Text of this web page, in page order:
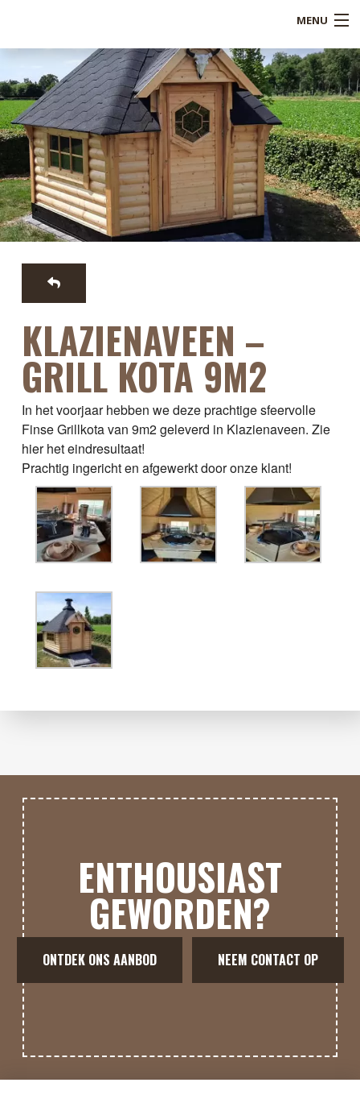
MENU
Over ons
Referenties
Service
Blogs
Contact
Mijn account
KLAZIENAVEEN –
GRILL KOTA 9M2
In het voorjaar hebben we deze prachtige sfeervolle
Finse Grillkota van 9m2 geleverd in Klazienaveen. Zie
hier het eindresultaat!
Prachtig ingericht en afgewerkt door onze klant!
ENTHOUSIAST
GEWORDEN?
ONTDEK ONS AANBOD NEEM CONTACT OP